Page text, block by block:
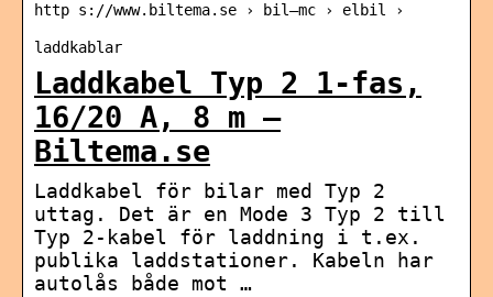
http s://www.biltema.se › bil—mc › elbil ›
laddkablar
Laddkabel Typ 2 1-fas,
16/20 A, 8 m –
Biltema.se
Laddkabel för bilar med Typ 2
uttag. Det är en Mode 3 Typ 2 till
Typ 2-kabel för laddning i t.ex.
publika laddstationer. Kabeln har
autolås både mot …